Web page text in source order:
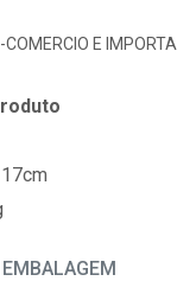
COMERCIO E